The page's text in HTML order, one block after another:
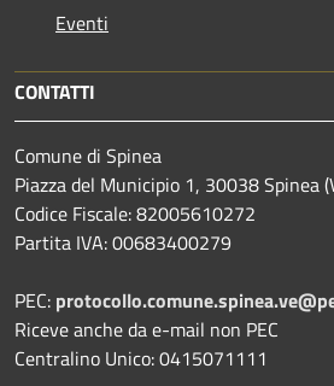
Eventi
CONTATTI
Comune di Spinea
Piazza del Municipio 1, 30038 Spinea
Codice Fiscale: 82005610272
Partita IVA: 00683400279
PEC:
Riceve anche da e-mail non PEC
Centralino Unico: 0415071111